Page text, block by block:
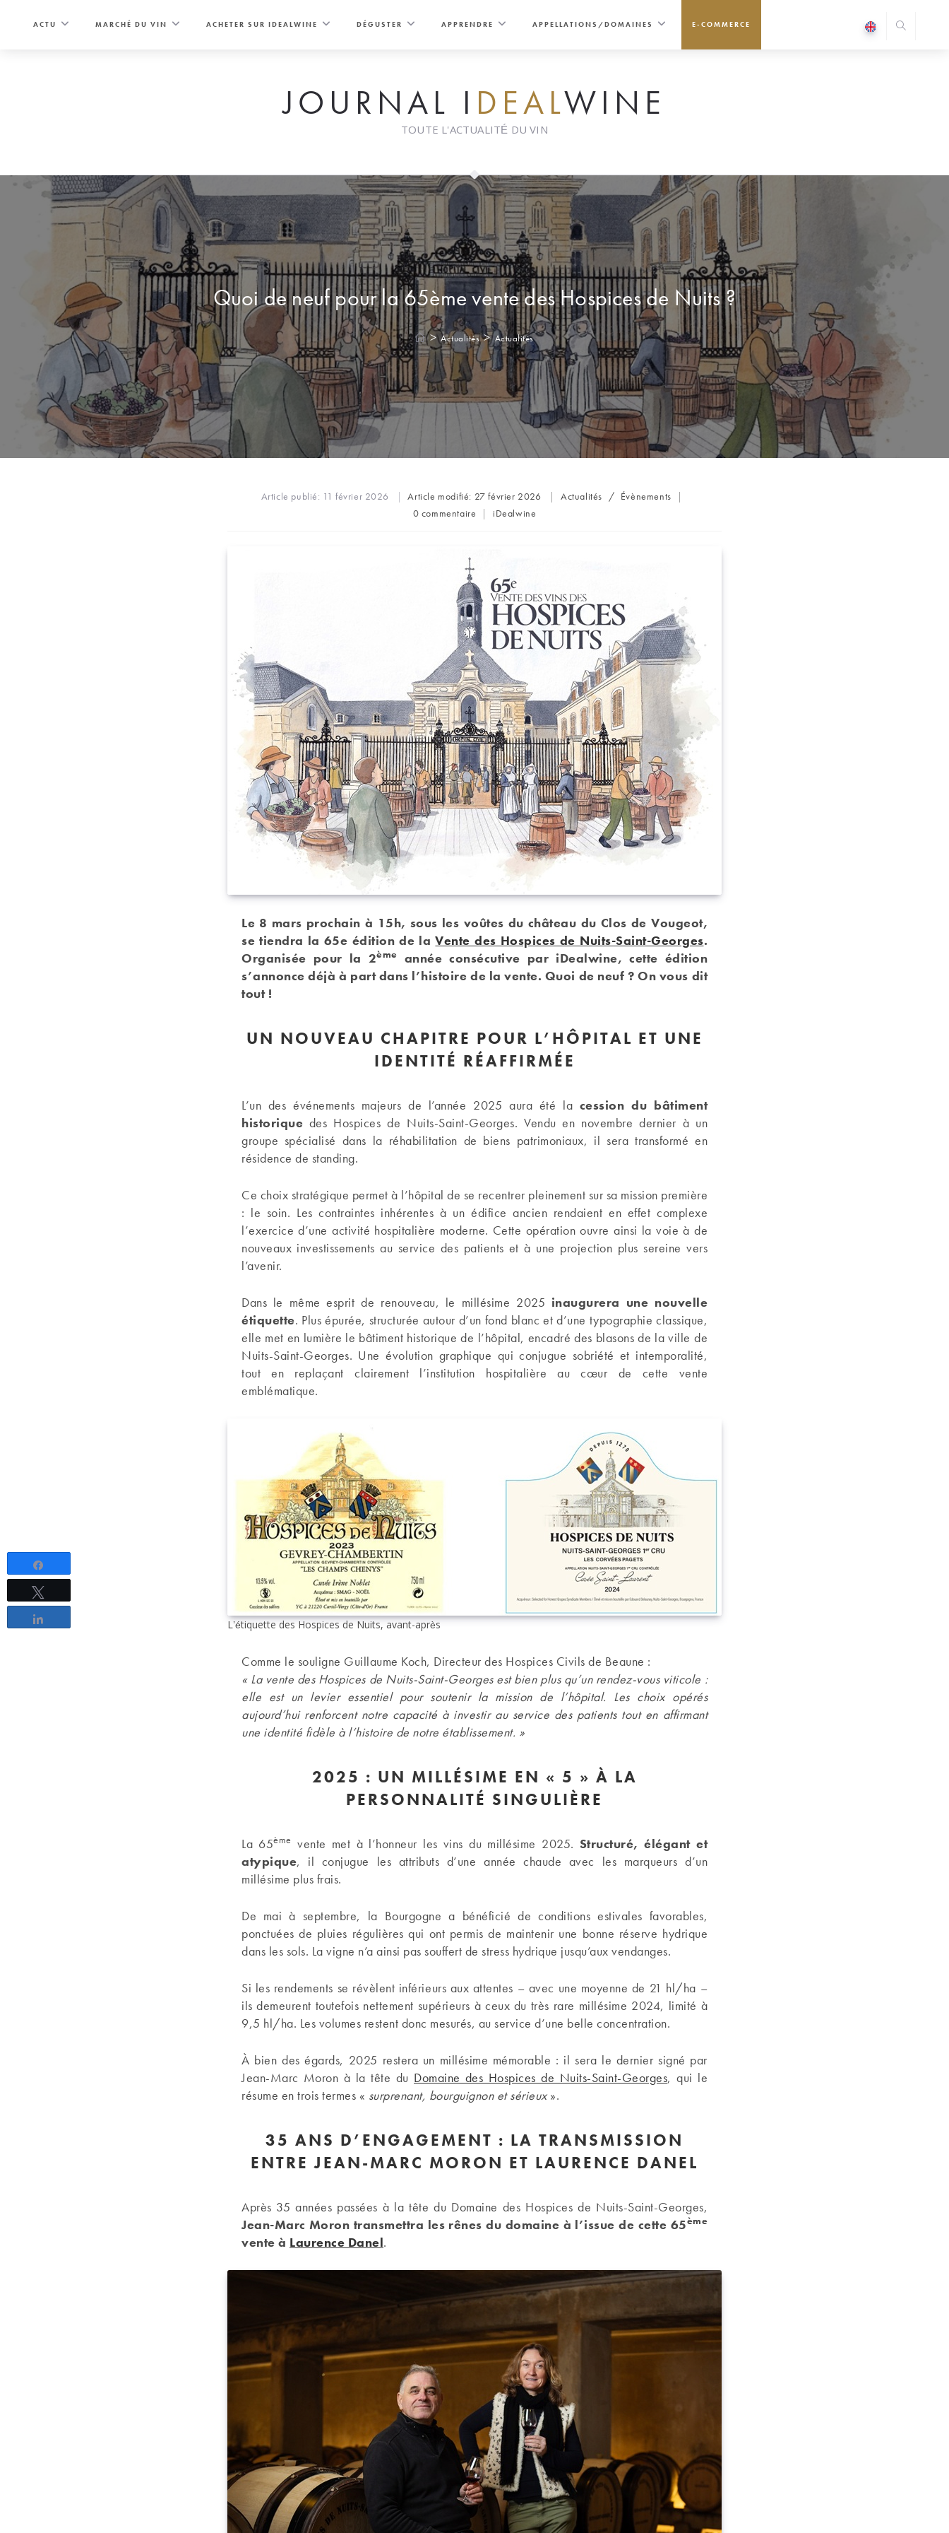
ACTU MARCHÉ DU VIN ACHETER SUR IDEALWINE DÉGUSTER APPRENDRE APPELLATIONS/DOMAINES E-COMMERCE
JOURNAL I DEALWINE
TOUTE L'ACTUALITÉ DU VIN
Quoi de neuf pour la 65ème vente des Hospices de Nuits ?
> Actualités > Actualités
Article publié: 11 février 2026 Article modifié: 27 février 2026
Post
Actualités / Évènements
Commentaires
0 commentaire
Auteur/autrice
iDealwine
Le 8 mars prochain à 15h, sous les voûtes du château du Clos de Vougeot,
se tiendra la 65e édition de laVente des Hospices de Nuits-Saint-Georges.
Organisée pour la 2ème
année consécutive par iDealwine, cette édition
s’annonce déjà à part dans l’histoire de la vente. Quoi de neuf ? On vous dit
tout !
UN NOUVEAU CHAPITRE POUR L’HÔPITAL ET UNE
IDENTITÉ RÉAFFIRMÉE
L’un des événements majeurs de l’année 2025 aura été la cession du bâtiment
historique des Hospices de Nuits-Saint-Georges. Vendu en novembre dernier à un
groupe spécialisé dans la réhabilitation de biens patrimoniaux, il sera transformé en
résidence de standing.
Ce choix stratégique permet à l’hôpital de se recentrer pleinement sur sa mission première
: le soin. Les contraintes inhérentes à un édifice ancien rendaient en effet complexe
l’exercice d’une activité hospitalière moderne. Cette opération ouvre ainsi la voie à de
nouveaux investissements au service des patients et à une projection plus sereine vers
l’avenir.
Dans le même esprit de renouveau, le millésime 2025 inaugurera une nouvelle
étiquette. Plus épurée, structurée autour d’un fond blanc et d’une typographie classique,
elle met en lumière le bâtiment historique de l’hôpital, encadré des blasons de la ville de
Nuits-Saint-Georges. Une évolution graphique qui conjugue sobriété et intemporalité,
tout en replaçant clairement l’institution hospitalière au cœur de cette vente
emblématique.
L’étiquette des Hospices de Nuits, avant-après
Comme le souligne Guillaume Koch, Directeur des Hospices Civils de Beaune :
« La vente des Hospices de Nuits-Saint-Georges est bien plus qu’un rendez-vous viticole :
elle est un levier essentiel pour soutenir la mission de l’hôpital. Les choix opérés
aujourd’hui renforcent notre capacité à investir au service des patients tout en affirmant
une identité fidèle à l’histoire de notre établissement. »
2025 : UN MILLÉSIME EN « 5 » À LA
PERSONNALITÉ SINGULIÈRE
La 65ème vente met à l’honneur les vins du millésime 2025. Structuré, élégant et
atypique, il conjugue les attributs d’une année chaude avec les marqueurs d’un
millésime plus frais.
De mai à septembre, la Bourgogne a bénéficié de conditions estivales favorables,
ponctuées de pluies régulières qui ont permis de maintenir une bonne réserve hydrique
dans les sols. La vigne n’a ainsi pas souffert de stress hydrique jusqu’aux vendanges.
Si les rendements se révèlent inférieurs aux attentes – avec une moyenne de 21 hl/ha –
ils demeurent toutefois nettement supérieurs à ceux du très rare millésime 2024, limité à
9,5 hl/ha. Les volumes restent donc mesurés, au service d’une belle concentration.
À bien des égards, 2025 restera un millésime mémorable : il sera le dernier signé par
Jean-Marc Moron à la tête du Domaine des Hospices de Nuits-Saint-Georges, qui le
résume en trois termes « surprenant, bourguignon et sérieux».
35 ANS D’ENGAGEMENT : LA TRANSMISSION
ENTRE JEAN-MARC MORON ET LAURENCE DANEL
Après 35 années passées à la tête du Domaine des Hospices de Nuits-Saint-Georges,
Jean-Marc Moron transmettra les rênes du domaine à l’issue de cette 65ème
vente à Laurence Danel.